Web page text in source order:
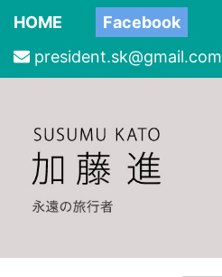
HOME
Facebook
president.sk@gmail.com